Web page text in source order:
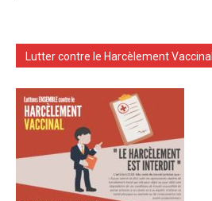
Lutter contre le Harcèlement Vaccinal